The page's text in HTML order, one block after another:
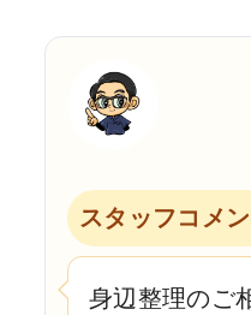
スタッフコメン
身辺整理のご